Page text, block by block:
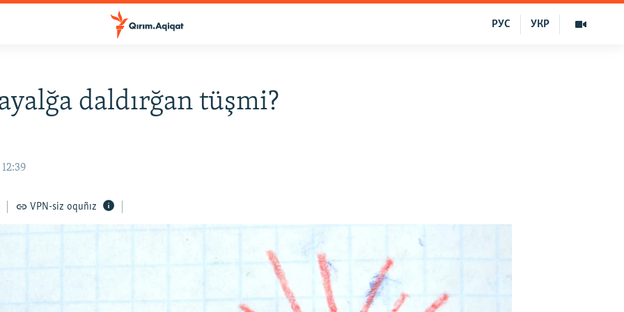
УКР
РУС
daldırğan tüşmi?
VPN-siz oquñız